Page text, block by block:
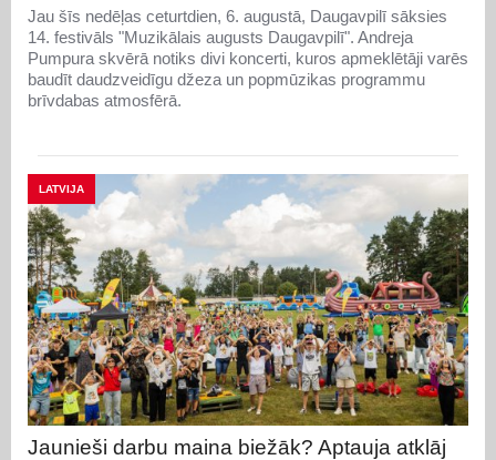
Jau šīs nedēļas ceturtdien, 6. augustā, Daugavpilī sāksies
14. festivāls "Muzikālais augusts Daugavpilī". Andreja
Pumpura skvērā notiks divi koncerti, kuros apmeklētāji varēs
baudīt daudzveidīgu džeza un popmūzikas programmu
brīvdabas atmosfērā.
LATVIJA
Jaunieši darbu maina biežāk? Aptauja atklāj